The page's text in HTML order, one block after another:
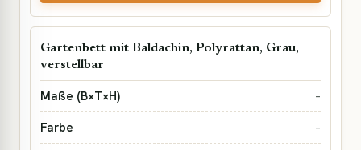
Gartenbett mit Baldachin, Polyrattan, Grau,
verstellbar
–
–